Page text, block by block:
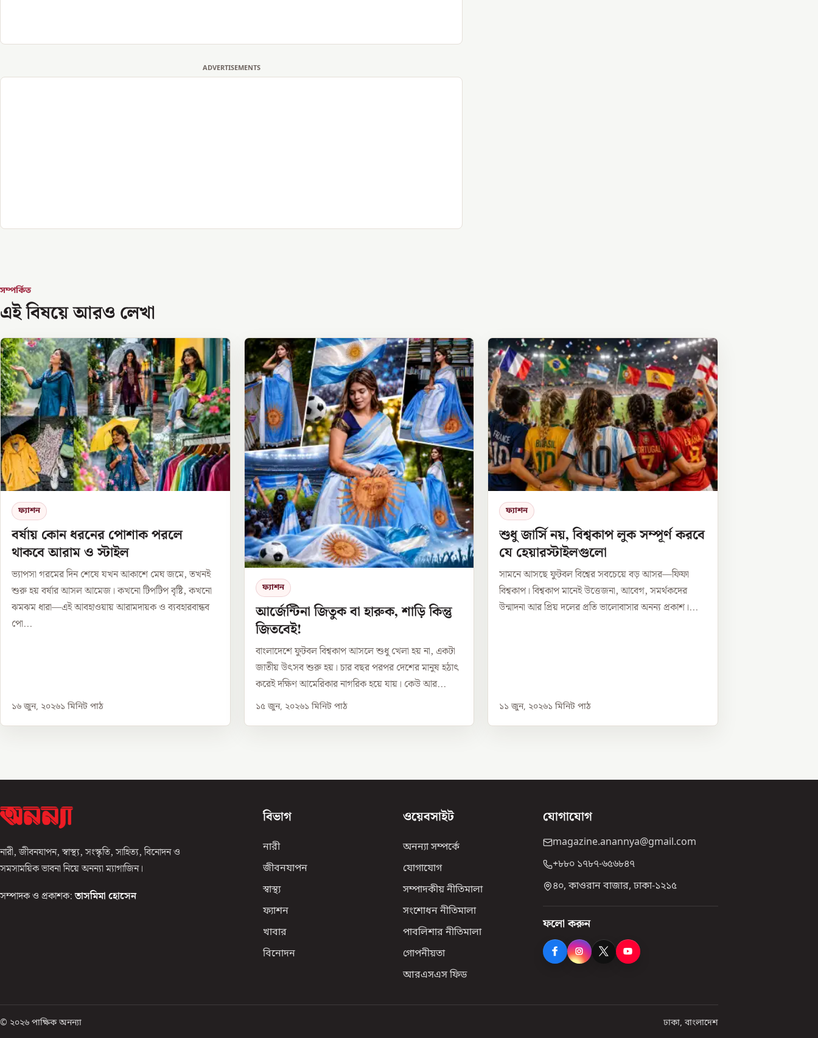
ADVERTISEMENTS
সম্পর্কিত
এই বিষয়ে আরও লেখা
ফ্যাশন
বর্ষায় কোন ধরনের পোশাক পরলে
থাকবে আরাম ও স্টাইল
ভ্যাপসা গরমের দিন শেষে যখন আকাশে মেঘ জমে, তখনই
শুরু হয় বর্ষার আসল আমেজ। কখনো টিপটিপ বৃষ্টি, কখনো
ঝমঝম ধারা—এই আবহাওয়ায় আরামদায়ক ও ব্যবহারবান্ধব
পো...
১৬ জুন, ২০২৬১ মিনিট পাঠ
ফ্যাশন
আর্জেন্টিনা জিতুক বা হারুক, শাড়ি কিন্তু
জিতবেই!
বাংলাদেশে ফুটবল বিশ্বকাপ আসলে শুধু খেলা হয় না, একটা
জাতীয় উৎসব শুরু হয়। চার বছর পরপর দেশের মানুষ হঠাৎ
করেই দক্ষিণ আমেরিকার নাগরিক হয়ে যায়। কেউ আর...
১৫ জুন, ২০২৬১ মিনিট পাঠ
ফ্যাশন
শুধু জার্সি নয়, বিশ্বকাপ লুক সম্পূর্ণ করবে
যে হেয়ারস্টাইলগুলো
সামনে আসছে ফুটবল বিশ্বের সবচেয়ে বড় আসর—ফিফা
বিশ্বকাপ। বিশ্বকাপ মানেই উত্তেজনা, আবেগ, সমর্থকদের
উন্মাদনা আর প্রিয় দলের প্রতি ভালোবাসার অনন্য প্রকাশ।...
১১ জুন, ২০২৬১ মিনিট পাঠ
নারী, জীবনযাপন, স্বাস্থ্য, সংস্কৃতি, সাহিত্য, বিনোদন ও
সমসাময়িক ভাবনা নিয়ে অনন্যা ম্যাগাজিন।
সম্পাদক ও প্রকাশক: তাসমিমা হোসেন
বিভাগ
নারী
জীবনযাপন
স্বাস্থ্য
ফ্যাশন
খাবার
বিনোদন
ওয়েবসাইট
অনন্যা সম্পর্কে
যোগাযোগ
সম্পাদকীয় নীতিমালা
সংশোধন নীতিমালা
পাবলিশার নীতিমালা
গোপনীয়তা
আরএসএস ফিড
যোগাযোগ
magazine.anannya@gmail.com
+৮৮০ ১৭৮৭-৬৫৬৮৪৭
৪০, কাওরান বাজার, ঢাকা-১২১৫
ফলো করুন
© ২০২৬ পাক্ষিক অনন্যা ঢাকা, বাংলাদেশ